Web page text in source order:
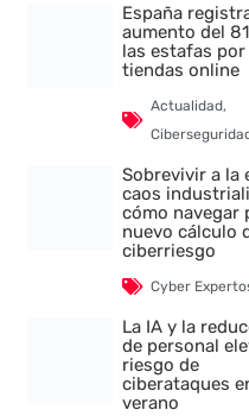
España
aumento del
las estafas
tiendas online
Actualidad,
Sobrevivir a la
caos
cómo navegar
nuevo cálculo
ciberriesgo
Cyber
La IA y la
de personal
riesgo de
ciberataques
verano